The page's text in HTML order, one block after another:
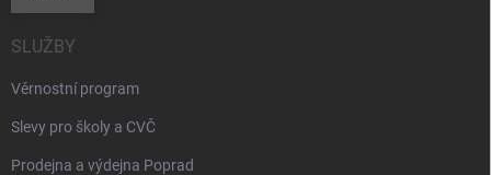
SLUŽBY
Věrnostní program
Slevy pro školy a CVČ
Prodejna a výdejna Poprad